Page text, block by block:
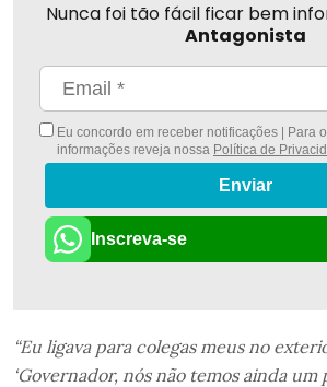
Nunca foi tão fácil ficar bem
Antagonista
Eu concordo em receber notificações | Para
informações reveja nossa Política de
Enviar
Inscreva-se
“Eu ligava para colegas meus no
‘Governador, nós não temos ainda um